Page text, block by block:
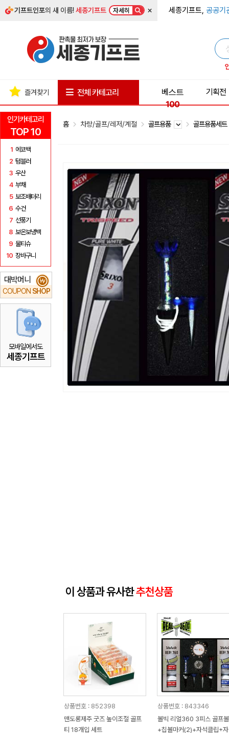
기프트인포의 새 이름!세종기프트 자세히 × 세종기프트, 공공기
인기카테고리
TOP 10
1 에코백
2 텀블러
3 우산
4 부채
5 보조배터리
6 수건
7 선풍기
8 보온보냉백
9 물티슈
10 장바구니
대박머니
COUPON SHOP
₩
모바일에서도
세종기프트
즐겨찾기 전체 카테고리
베스트
100
기획전
홈 차량/골프/레저/계절 골프용품 골프용품세
이 상품과 유사한추천상품
상품번호 : 852398
맨도롱제주 굿즈 높이조절 골프
티 18개입 세트
상품번호 : 843346
볼빅 리얼360 3피스 골프
+칩볼마커(2)+자석클립+